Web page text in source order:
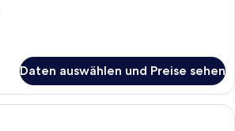
Daten auswählen und Preise sehen